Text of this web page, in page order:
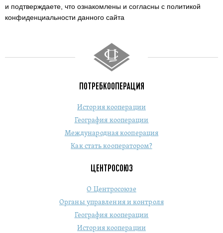
и подтверждаете, что ознакомлены и согласны с политикой
конфиденциальности данного сайта
ПОТРЕБКООПЕРАЦИЯ
История кооперации
География кооперации
Международная кооперация
Как стать кооператором?
ЦЕНТРОСОЮЗ
О Центросоюзе
Органы управления и контроля
География кооперации
История кооперации